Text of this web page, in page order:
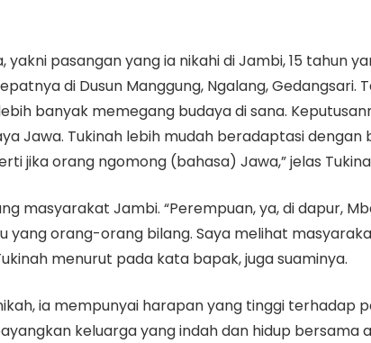
pasangan yang ia nikahi di Jambi, 15 tahun
di Dusun Manggung, Ngalang, Gedangsari.
banyak memegang budaya di sana.
Jawa. Tukinah lebih mudah beradaptasi dengan
jika orang ngomong (bahasa) Jawa,” jelas
masyarakat Jambi. “Perempuan, ya, di dapur,
yang orang-orang bilang. Saya melihat
menurut pada kata bapak, juga suaminya.
ia mempunyai harapan yang tinggi terhadap
keluarga yang indah dan hidup bersama